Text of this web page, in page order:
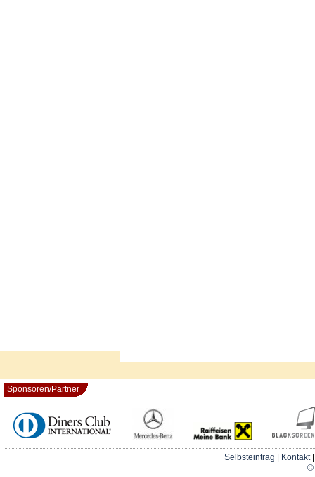
Sponsoren/Partner
Selbsteintrag Kontakt
©